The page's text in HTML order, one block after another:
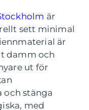
är
sett minimal
är
damm och
ut för
och stänga
med